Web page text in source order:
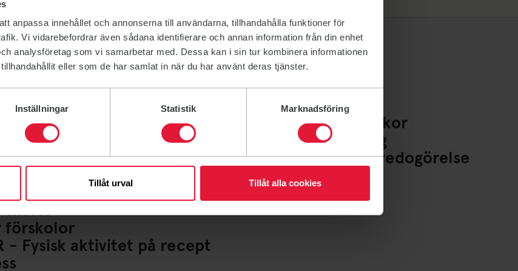
anpassa innehållet och annonserna till användarna, tillhandahålla funktioner för
Vi vidarebefordrar även sådana identifierare och annan information från din enhet
analysföretag som vi samarbetar med. Dessa kan i sin tur kombinera informationen
eller som de har samlat in när du har använt deras tjänster.
Inställningar Statistik Marknadsföring
Tillåt urval Tillåt alla cookies
jobb
uppdrag
företag
lag och Idrottsföreningar
skolor
förskolor
- Fysisk aktivitet på recept
Policys och villkor
Whistleblowing
Tillgänglighetsredogörelse
Cookies